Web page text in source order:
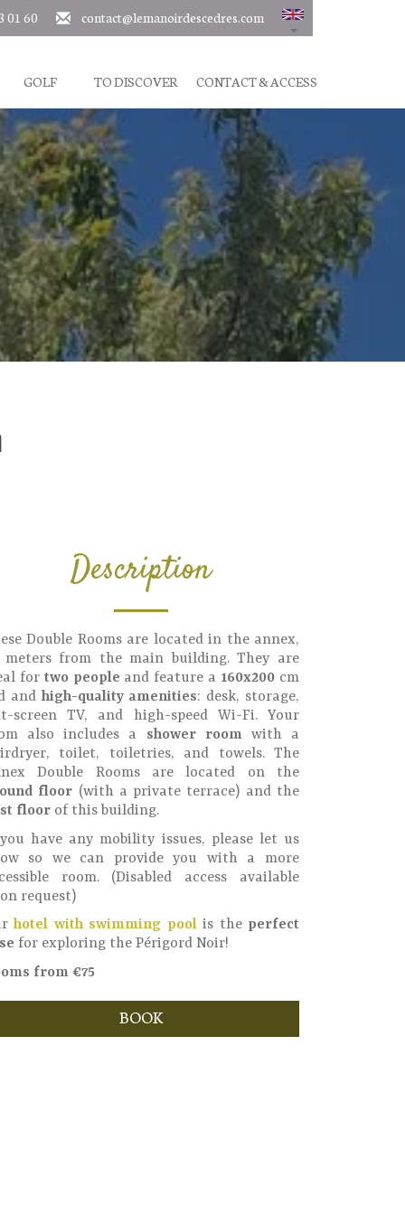
01 60 contact@lemanoirdescedres.com
GOLF TO DISCOVER CONTACT & ACCESS
Description
Double Rooms are located in the annex,
meters from the main building. They are
for two people and feature a 160x200 cm
and high-quality amenities: desk, storage,
screen TV, and high-speed Wi-Fi. Your
also includes a shower roomwith a
toilet, toiletries, and towels. The
Double Rooms are located on the
floor (with a private terrace) and the
floor of this building.
have any mobility issues, please let us
so we can provide you with a more
room. (Disabled access available
request)
hotel with swimming pool is the perfect
for exploring the Périgord Noir!
from €75
BOOK